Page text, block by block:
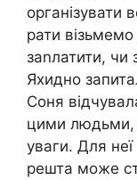
організувати
рати
заnлатити,
Яхидно
Соня
цими людьми,
уваги. Для
решта може